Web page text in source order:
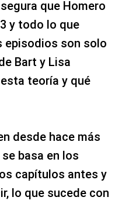
que Homero
y todo lo que
episodios son solo
Bart y Lisa
teoría y qué
desde hace más
se basa en los
capítulos antes y
lo que sucede con